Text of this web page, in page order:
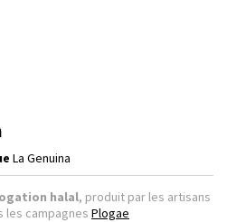
La Genuina
halal, produit par les artisans
les campagnes Plogae